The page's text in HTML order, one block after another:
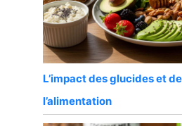
L’impact des glucides et
l’alimentation